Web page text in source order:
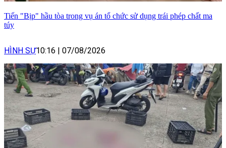
Tiến "Bịp" hầu tòa trong vụ án tổ chức sử dụng trái phép chất ma
túy
HÌNH SỰ10:16 | 07/08/2026